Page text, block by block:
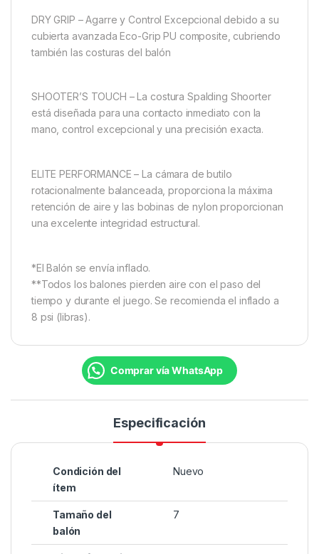
DRY GRIP – Agarre y Control Excepcional debido a su
cubierta avanzada Eco-Grip PU composite, cubriendo
también las costuras del balón
SHOOTER’S TOUCH – La costura Spalding Shoorter
está diseñada para una contacto inmediato con la
mano, control excepcional y una precisión exacta.
ELITE PERFORMANCE – La cámara de butilo
rotacionalmente balanceada, proporciona la máxima
retención de aire y las bobinas de nylon proporcionan
una excelente integridad estructural.
*El Balón se envía inflado.
**Todos los balones pierden aire con el paso del
tiempo y durante el juego. Se recomienda el inflado a
8 psi (libras).
Comprar vía WhatsApp
Especificación
Condición del
ítem
Nuevo
Tamaño del
balón
7